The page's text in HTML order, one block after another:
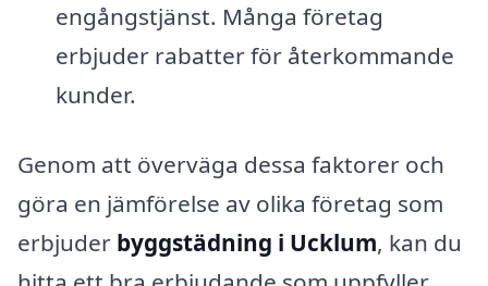
engångstjänst. Många företag
erbjuder rabatter för återkommande
kunder.
Genom att överväga dessa faktorer och
göra en jämförelse av olika företag som
erbjuder byggstädning i Ucklum, kan du